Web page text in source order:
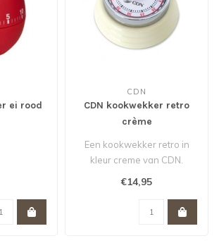
ei rood
CDN
CDN kookwekker retro
crème
Een kookwekker retro in
kleur creme van CDN.
€14,95